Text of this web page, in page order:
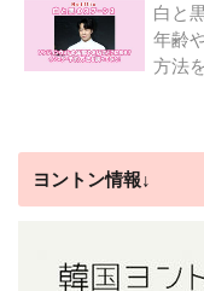
白と
年齢
方法
ヨントン情報↓